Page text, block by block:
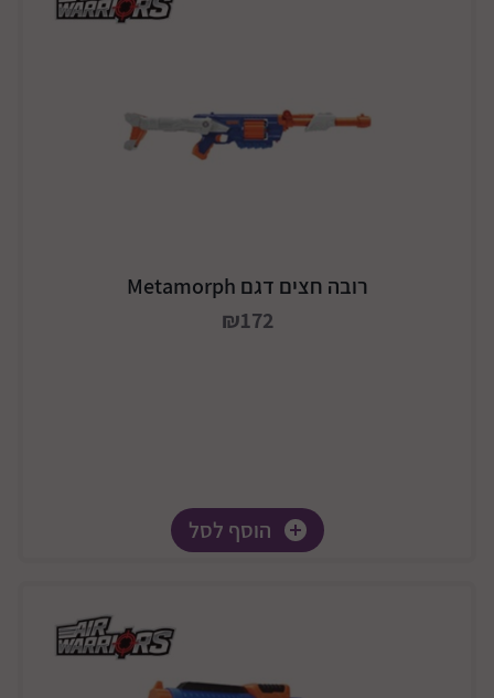
רובה חצים דגם Metamorph
₪172
הוסף לסל